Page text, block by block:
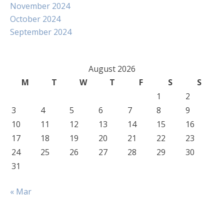
November 2024
October 2024
September 2024
August 2026
M
T W T F S
S
1
2
3
4 5 6 7 8
9
10
11 12 13 14 15
16
17
18 19 20 21 22
23
24
25 26 27 28 29
30
31
« Mar